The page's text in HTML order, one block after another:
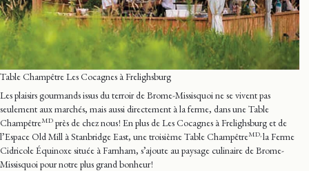
Table Champêtre Les Cocagnes à Frelighsburg
Les plaisirs gourmands issus du terroir de Brome-Missisquoi ne se vivent pas
seulement aux marchés, mais aussi directement à la ferme, dans une Table
ChampêtreMD près de chez nous ! En plus de Les Cocagnes à Frelighsburg et de
l’Espace Old Mill à Stanbridge East, une troisième Table ChampêtreMD, la Ferme
Cidricole Équinoxe située à Farnham, s’ajoute au paysage culinaire de Brome-
Missisquoi pour notre plus grand bonheur !